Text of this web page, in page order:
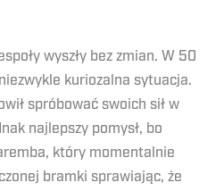
wyszły bez zmian. W 50
kuriozalna sytuacja.
spróbować swoich sił w
najlepszy pomysł, bo
który momentalnie
bramki sprawiając, że